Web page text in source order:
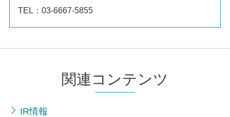
TEL：03-6667-5855
関連コンテンツ
IR情報